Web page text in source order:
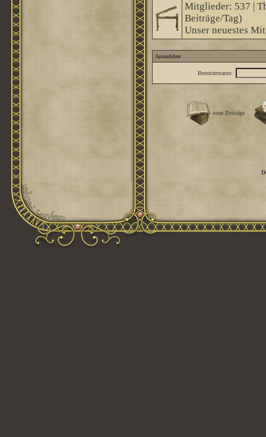
Mitglieder: 537 |
Beiträge/Tag)
Unser neuestes
Anmelden
Benutzername:
neue Beiträge